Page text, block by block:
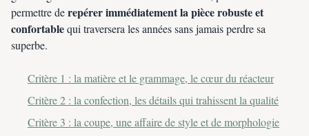
permettre derepérer immédiatement la pièce robuste et
confortablequi traversera les années sans jamais perdre sa
superbe.
Critère 1 : la matière et le grammage, le cœur du réacteur
Critère 2 : la confection, les détails qui trahissent la qualité
Critère 3 : la coupe, une affaire de style et de morphologie